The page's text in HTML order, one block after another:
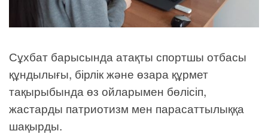
Сұхбат барысында атақты спортшы отбасы
құндылығы, бірлік және өзара құрмет
тақырыбында өз ойларымен бөлісіп,
жастарды патриотизм мен парасаттылыққа
шақырды.